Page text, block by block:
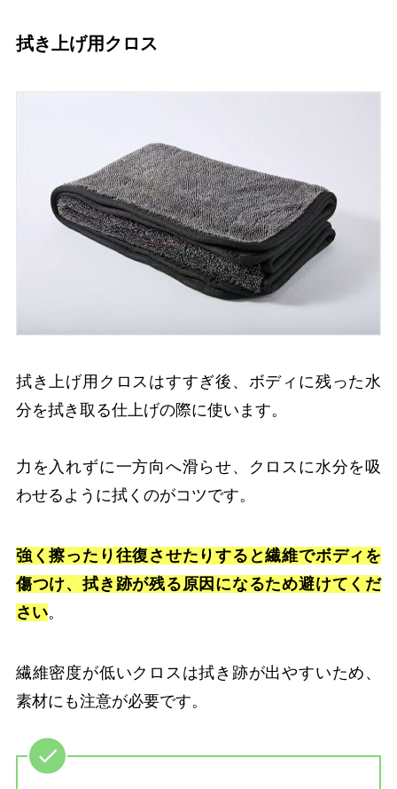
拭き上げ用クロス
拭き上げ用クロスはすすぎ後、ボディに残った水
分を拭き取る仕上げの際に使います。
力を入れずに一方向へ滑らせ、クロスに水分を吸
わせるように拭くのがコツです。
強く擦ったり往復させたりすると繊維でボディを
傷つけ、拭き跡が残る原因になるため避けてくだ
さい。
繊維密度が低いクロスは拭き跡が出やすいため、
素材にも注意が必要です。